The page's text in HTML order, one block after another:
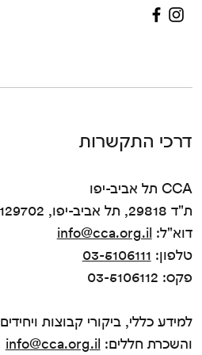
דרכי התקשרות
CCA תל אביב-יפו
ת"ד 29818, תל אביב-יפו, 6129702
דוא"ל: info@cca.org.il
טלפון: 03-5106111
פקס: 03-5106112
למידע כללי, ביקורי קבוצות ויחידים
והשכרת חללים: info@cca.org.il